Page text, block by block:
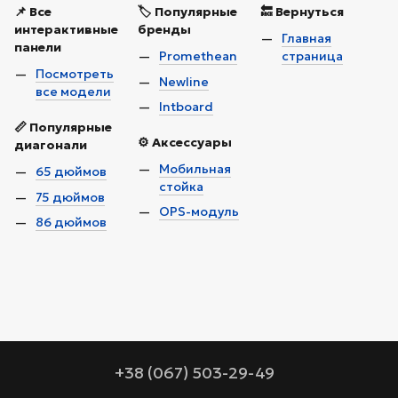
📌 Все
интерактивные
панели
Посмотреть
все модели
📏 Популярные
диагонали
65 дюймов
75 дюймов
86 дюймов
🏷️ Популярные
бренды
Promethean
Newline
Intboard
⚙️ Аксессуары
Мобильная
стойка
OPS-модуль
🔙 Вернуться
Главная
страница
+38 (067) 503-29-49